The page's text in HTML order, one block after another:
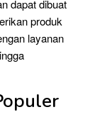
dapat dibuat
produk
layanan